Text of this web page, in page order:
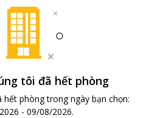
tôi đã hết phòng
hết phòng trong ngày bạn chọn:
- 09/08/2026.